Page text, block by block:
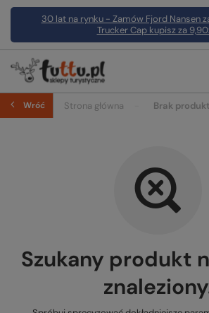
30 lat na rynku - Zamów Fjord Nansen
Trucker Cap kupisz za
Wróć Strona główna Brak
Szukany produkt